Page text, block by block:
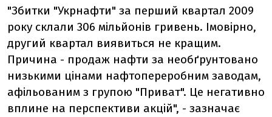
"Збитки "Укрнафти" за перший квартал 2009
року склали 306 мільйонів гривень. Імовірно,
другий квартал виявиться не кращим.
Причина - продаж нафти за необґрунтовано
низькими цінами нафтопереробним заводам,
афільованим з групою "Приват". Це негативно
вплине на перспективи акцій", - зазначає